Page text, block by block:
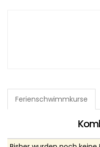
Ferienschwimmkurse